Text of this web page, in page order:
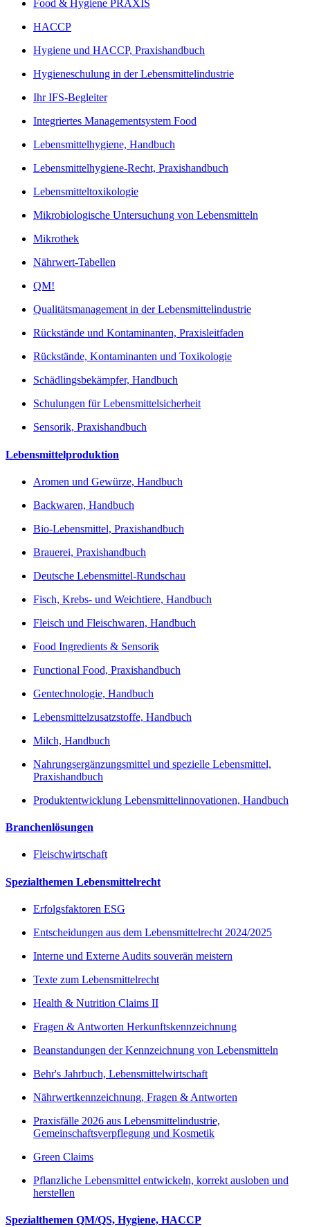
Food & Hygiene PRAXIS
HACCP
Hygiene und HACCP, Praxishandbuch
Hygieneschulung in der Lebensmittelindustrie
Ihr IFS-Begleiter
Integriertes Managementsystem Food
Lebensmittelhygiene, Handbuch
Lebensmittelhygiene-Recht, Praxishandbuch
Lebensmitteltoxikologie
Mikrobiologische Untersuchung von Lebensmitteln
Mikrothek
Nährwert-Tabellen
QM!
Qualitätsmanagement in der Lebensmittelindustrie
Rückstände und Kontaminanten, Praxisleitfaden
Rückstände, Kontaminanten und Toxikologie
Schädlingsbekämpfer, Handbuch
Schulungen für Lebensmittelsicherheit
Sensorik, Praxishandbuch
Lebensmittelproduktion
Aromen und Gewürze, Handbuch
Backwaren, Handbuch
Bio-Lebensmittel, Praxishandbuch
Brauerei, Praxishandbuch
Deutsche Lebensmittel-Rundschau
Fisch, Krebs- und Weichtiere, Handbuch
Fleisch und Fleischwaren, Handbuch
Food Ingredients & Sensorik
Functional Food, Praxishandbuch
Gentechnologie, Handbuch
Lebensmittelzusatzstoffe, Handbuch
Milch, Handbuch
Nahrungsergänzungsmittel und spezielle Lebensmittel,
Praxishandbuch
Produktentwicklung Lebensmittelinnovationen, Handbuch
Branchenlösungen
Fleischwirtschaft
Spezialthemen Lebensmittelrecht
Erfolgsfaktoren ESG
Entscheidungen aus dem Lebensmittelrecht 2024/2025
Interne und Externe Audits souverän meistern
Texte zum Lebensmittelrecht
Health & Nutrition Claims II
Fragen & Antworten Herkunftskennzeichnung
Beanstandungen der Kennzeichnung von Lebensmitteln
Behr's Jahrbuch, Lebensmittelwirtschaft
Nährwertkennzeichnung, Fragen & Antworten
Praxisfälle 2026 aus Lebensmittelindustrie,
Gemeinschaftsverpflegung und Kosmetik
Green Claims
Pflanzliche Lebensmittel entwickeln, korrekt ausloben und
herstellen
Spezialthemen QM/QS, Hygiene, HACCP